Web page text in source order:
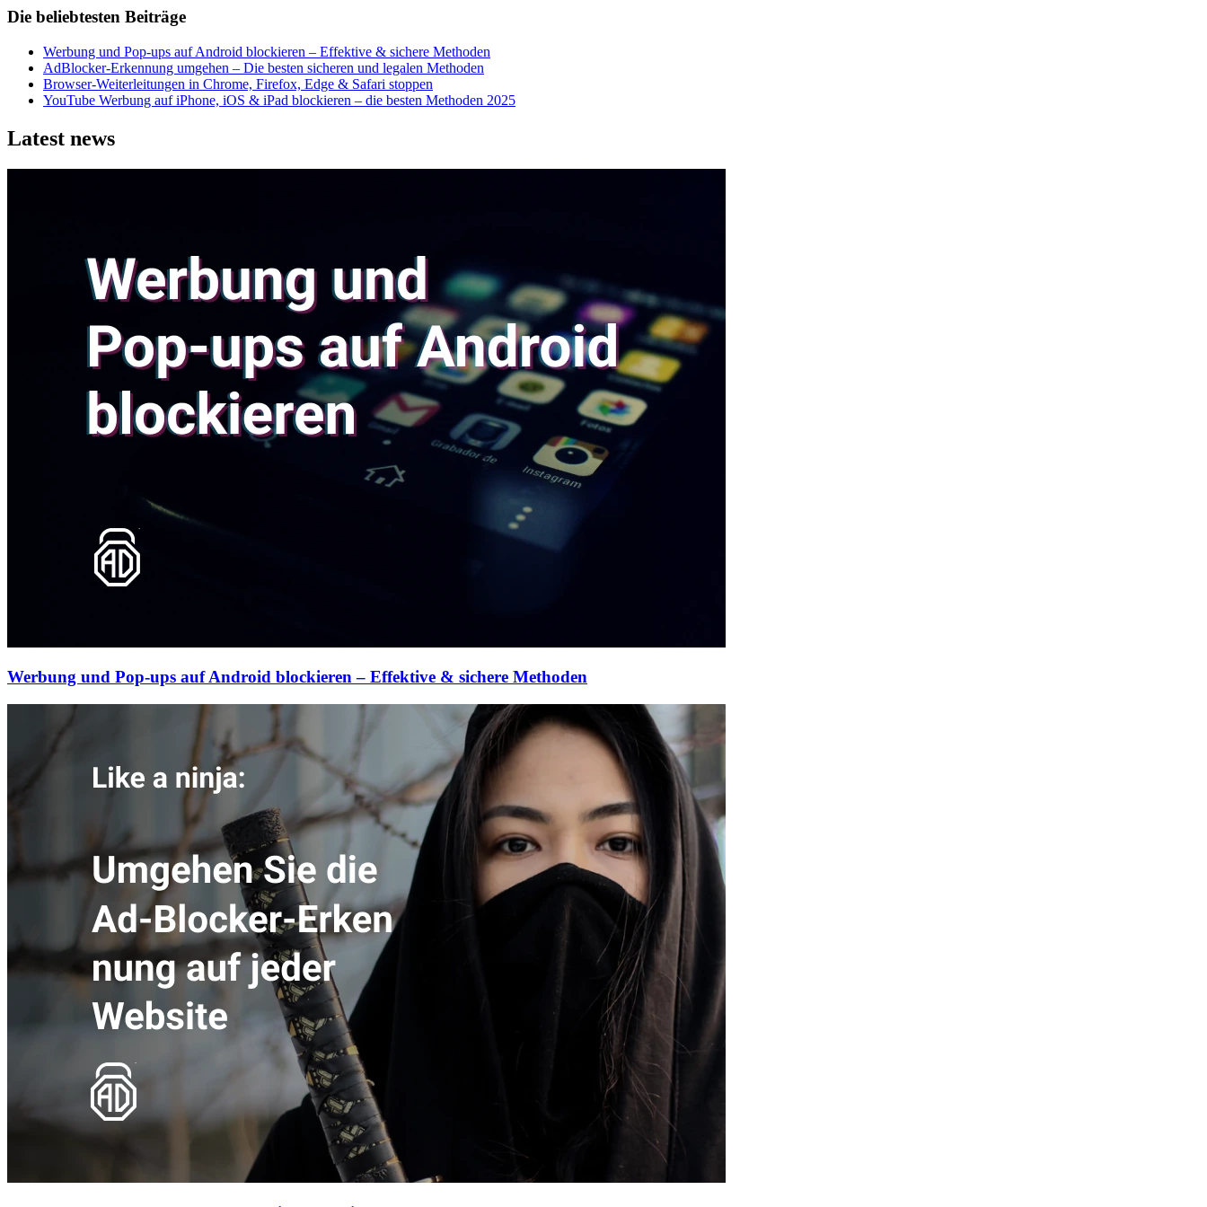
Die beliebtesten Beiträge
Werbung und Pop-ups auf Android blockieren – Effektive & sichere Methoden
AdBlocker-Erkennung umgehen – Die besten sicheren und legalen Methoden
Browser-Weiterleitungen in Chrome, Firefox, Edge & Safari stoppen
YouTube Werbung auf iPhone, iOS & iPad blockieren – die besten Methoden 2025
Latest news
Werbung und Pop-ups auf Android blockieren – Effektive & sichere Methoden